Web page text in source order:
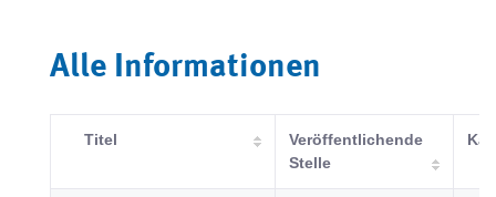
Alle Informationen
Titel
Veröffentlichende
Stelle